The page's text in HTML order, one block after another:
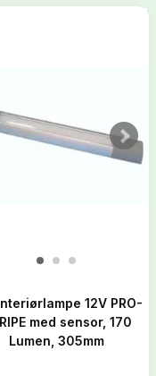
12V PRO-
med sensor, 170
Lumen, 305mm